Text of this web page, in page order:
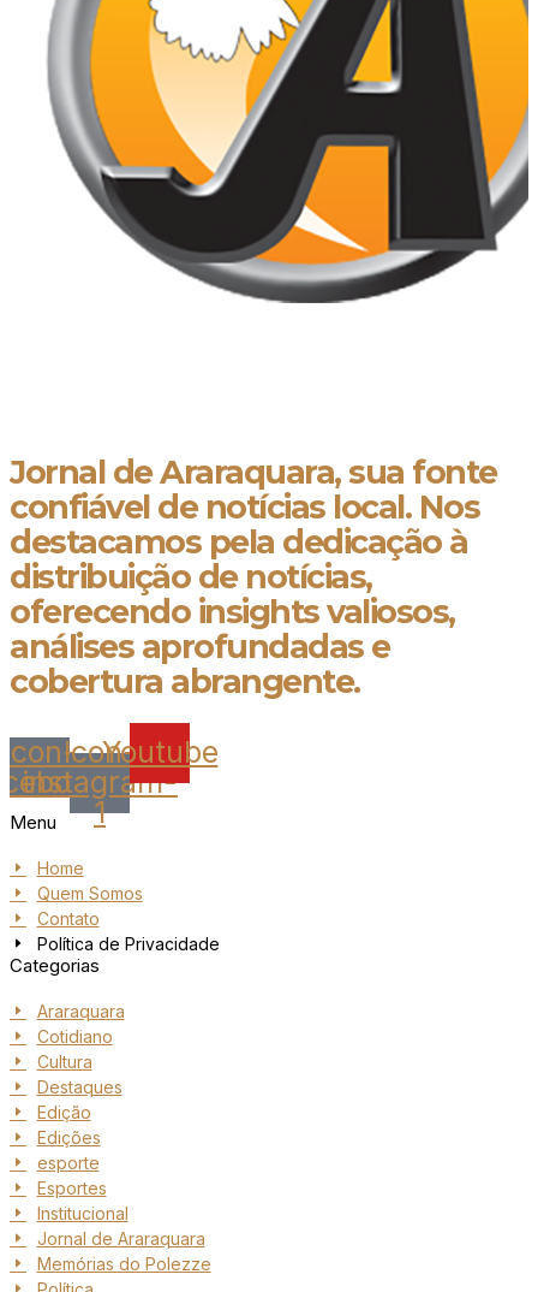
Jornal de Araraquara, sua fonte
confiável de notícias local. Nos
destacamos pela dedicação à
distribuição de notícias,
oferecendo insights valiosos,
análises aprofundadas e
cobertura abrangente.
Icon-Icon-
instagram-
1
Youtube
Menu
Home
Quem Somos
Contato
Política de Privacidade
Categorias
Araraquara
Cotidiano
Cultura
Destaques
Edição
Edições
esporte
Esportes
Institucional
Jornal de Araraquara
Memórias do Polezze